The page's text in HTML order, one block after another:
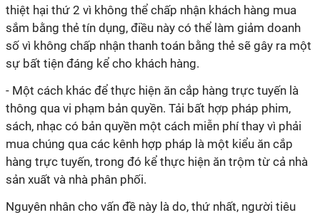
thiệt hại thứ 2 vì không thể chấp nhận khách hàng mua
sắm bằng thẻ tín dụng, điều này có thể làm giảm doanh
số vì không chấp nhận thanh toán bằng thẻ sẽ gây ra một
sự bất tiện đáng kể cho khách hàng.
- Một cách khác để thực hiện ăn cắp hàng trực tuyến là
thông qua vi phạm bản quyền. Tải bất hợp pháp phim,
sách, nhạc có bản quyền một cách miễn phí thay vì phải
mua chúng qua các kênh hợp pháp là một kiểu ăn cắp
hàng trực tuyến, trong đó kể thực hiện ăn trộm từ cả nhà
sản xuất và nhà phân phối.
Nguyên nhân cho vấn đề này là do, thứ nhất, người tiêu